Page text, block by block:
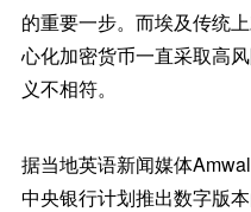
的重要一步。而埃及传统
心化加密货币一直采取高
义不相符。
据当地英语新闻媒体
中央银行计划推出数字版